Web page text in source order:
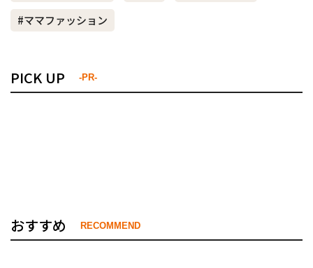
#ママファッション
PICK UP -PR-
おすすめ RECOMMEND